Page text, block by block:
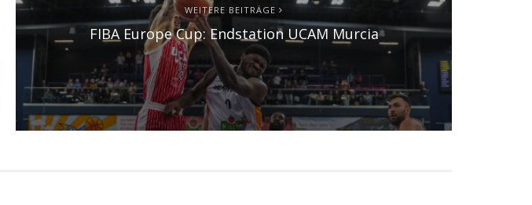
WEITERE BEITRÄGE
FIBA Europe Cup: Endstation UCAM Murcia